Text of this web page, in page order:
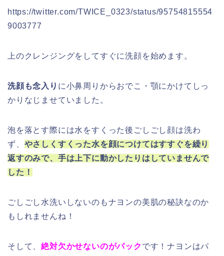
https://twitter.com/TWICE_0323/status/95754815554
9003777
上のクレンジングをしてすぐに洗顔を始めます。
洗顔も念入り に小鼻周りからおでこ・顎にかけてしっ
かりなじませていました。
泡を落とす際には水をすくった後ごしごし顔は洗わ
ず、 やさしくすくった水を顔につけてはすすぐを繰り
返すのみで、手は上下に動かしたりはしていませんで
した！
ごしごし水洗いしないのもナヨンの美肌の秘訣なのか
もしれませんね！
そして、絶対欠かせないのがパック です！ナヨンはパ